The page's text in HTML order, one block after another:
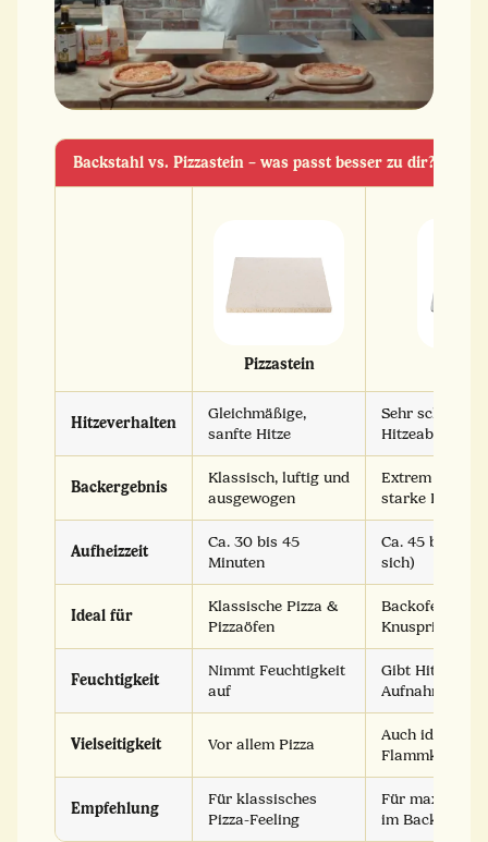
Backstahl vs. Pizzastein – was passt besser zu dir?
Pizzastein
Hitzeverhalten
Gleichmäßige,
sanfte Hitze
Sehr schnelle
Hitzeabgabe
Backergebnis
Klassisch, luftig und
ausgewogen
Extrem
starke Bräune
Aufheizzeit
Ca. 30 bis 45
Minuten
Ca. 45 bis 60
sich)
Ideal für
Klassische Pizza &
Pizzaöfen
Knusprigkeit
Feuchtigkeit
Nimmt Feuchtigkeit
auf
Gibt Hitze
Aufnahme
Vielseitigkeit Vor allem Pizza
Auch ideal für
Flammkuchen
Empfehlung
Für klassisches
Pizza-Feeling
Für maximale
im Backofen